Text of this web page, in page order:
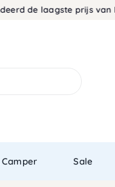
laagste prijs van
Sale